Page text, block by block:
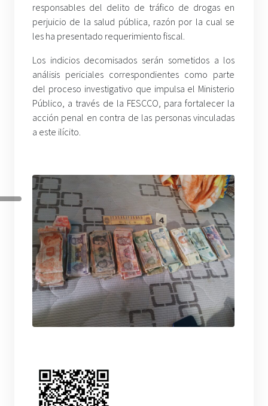
responsables del delito de tráfico de drogas en
perjuicio de la salud pública, razón por la cual se
les ha presentado requerimiento fiscal.
Los indicios decomisados serán sometidos a los
análisis periciales correspondientes como parte
del proceso investigativo que impulsa el Ministerio
Público, a través de la FESCCO, para fortalecer la
acción penal en contra de las personas vinculadas
a este ilícito.